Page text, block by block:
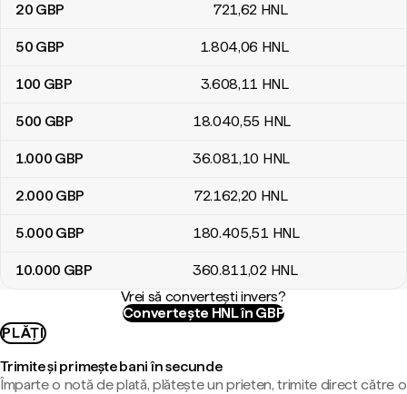
20 GBP 721,62 HNL
50 GBP 1.804,06 HNL
100 GBP 3.608,11 HNL
500 GBP 18.040,55 HNL
1.000 GBP 36.081,10 HNL
2.000 GBP 72.162,20 HNL
5.000 GBP 180.405,51 HNL
10.000 GBP 360.811,02 HNL
Vrei să convertești invers?
Convertește HNL în GBP
PLĂȚI
Trimite și primește bani în secunde
Împarte o notă de plată, plătește un prieten, trimite direct către o